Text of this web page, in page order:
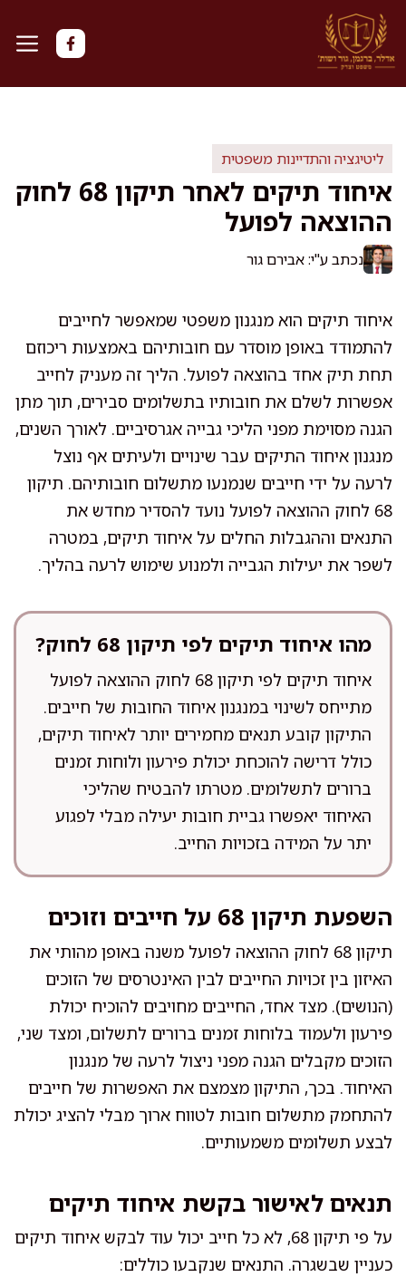
לדלג
לתוכן
ליטיגציה והתדיינות משפטית
איחוד תיקים לאחר תיקון 68 לחוק
ההוצאה לפועל
נכתב ע"י: אבירם גור
איחוד תיקים הוא מנגנון משפטי שמאפשר לחייבים
להתמודד באופן מוסדר עם חובותיהם באמצעות ריכוזם
תחת תיק אחד בהוצאה לפועל. הליך זה מעניק לחייב
אפשרות לשלם את חובותיו בתשלומים סבירים, תוך מתן
הגנה מסוימת מפני הליכי גבייה אגרסיביים. לאורך השנים,
מנגנון איחוד התיקים עבר שינויים ולעיתים אף נוצל
לרעה על ידי חייבים שנמנעו מתשלום חובותיהם. תיקון
68 לחוק ההוצאה לפועל נועד להסדיר מחדש את
התנאים וההגבלות החלים על איחוד תיקים, במטרה
לשפר את יעילות הגבייה ולמנוע שימוש לרעה בהליך.
מהו איחוד תיקים לפי תיקון 68 לחוק?
איחוד תיקים לפי תיקון 68 לחוק ההוצאה לפועל
מתייחס לשינוי במנגנון איחוד החובות של חייבים.
התיקון קובע תנאים מחמירים יותר לאיחוד תיקים,
כולל דרישה להוכחת יכולת פירעון ולוחות זמנים
ברורים לתשלומים. מטרתו להבטיח שהליכי
האיחוד יאפשרו גביית חובות יעילה מבלי לפגוע
יתר על המידה בזכויות החייב.
השפעת תיקון 68 על חייבים וזוכים
תיקון 68 לחוק ההוצאה לפועל משנה באופן מהותי את
האיזון בין זכויות החייבים לבין האינטרסים של הזוכים
(הנושים). מצד אחד, החייבים מחויבים להוכיח יכולת
פירעון ולעמוד בלוחות זמנים ברורים לתשלום, ומצד שני,
הזוכים מקבלים הגנה מפני ניצול לרעה של מנגנון
האיחוד. בכך, התיקון מצמצם את האפשרות של חייבים
להתחמק מתשלום חובות לטווח ארוך מבלי להציג יכולת
לבצע תשלומים משמעותיים.
תנאים לאישור בקשת איחוד תיקים
על פי תיקון 68, לא כל חייב יכול עוד לבקש איחוד תיקים
כעניין שבשגרה. התנאים שנקבעו כוללים: